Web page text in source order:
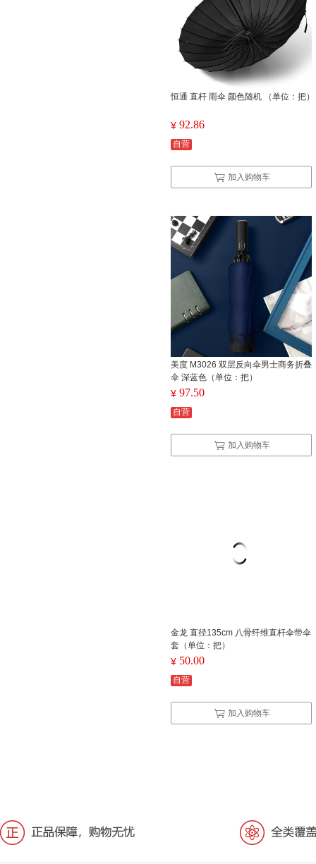
恒通 直杆 雨伞 颜色随机 （单位：把）
¥ 92.86
自营
加入购物车
美度 M3026 双层反向伞男士商务折叠
伞 深蓝色（单位：把）
¥ 97.50
自营
加入购物车
金龙 直径135cm 八骨纤维直杆伞带伞
套（单位：把）
¥ 50.00
自营
加入购物车